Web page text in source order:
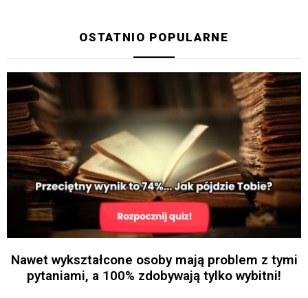
OSTATNIO POPULARNE
Nawet wykształcone osoby mają problem z tymi
pytaniami, a 100% zdobywają tylko wybitni!